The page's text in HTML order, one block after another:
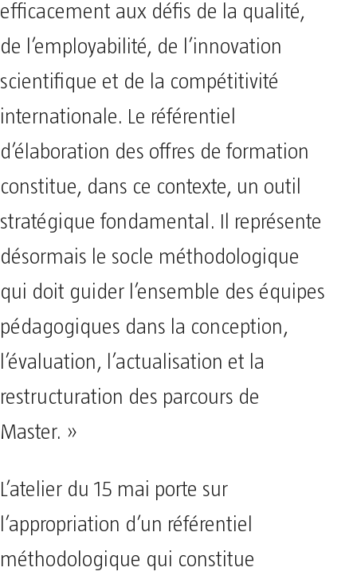
efficacement aux défis de la qualité,
de l’employabilité, de l’innovation
scientifique et de la compétitivité
internationale. Le référentiel
d’élaboration des offres de formation
constitue, dans ce contexte, un outil
stratégique fondamental. Il représente
désormais le socle méthodologique
qui doit guider l’ensemble des équipes
pédagogiques dans la conception,
l’évaluation, l’actualisation et la
restructuration des parcours de
Master. »
L’atelier du 15 mai porte sur
l’appropriation d’un référentiel
méthodologique qui constitue